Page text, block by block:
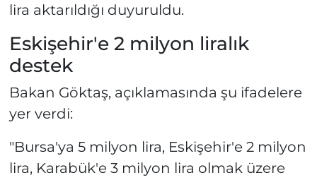
lira aktarıldığı duyuruldu.
Eskişehir'e 2 milyon liralık
destek
Bakan Göktaş, açıklamasında şu ifadelere
yer verdi:
"Bursa'ya 5 milyon lira, Eskişehir'e 2 milyon
lira, Karabük'e 3 milyon lira olmak üzere